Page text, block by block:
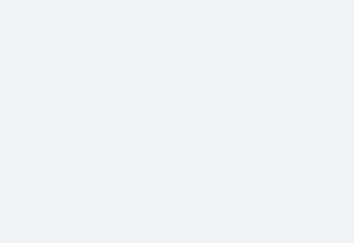
失敗しない「爪切り」完全ガ